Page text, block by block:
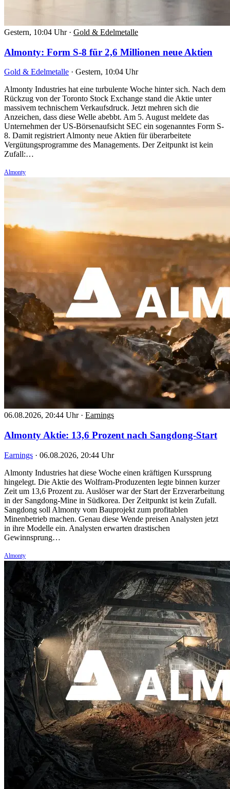
Gestern, 10:04 Uhr · Gold & Edelmetalle
Almonty: Form S-8 für 2,6 Millionen neue Aktien
Gold & Edelmetalle · Gestern, 10:04 Uhr
Almonty Industries hat eine turbulente Woche hinter sich. Nach dem
Rückzug von der Toronto Stock Exchange stand die Aktie unter
massivem technischem Verkaufsdruck. Jetzt mehren sich die
Anzeichen, dass diese Welle abebbt. Am 5. August meldete das
Unternehmen der US-Börsenaufsicht SEC ein sogenanntes Form S-
8. Damit registriert Almonty neue Aktien für überarbeitete
Vergütungsprogramme des Managements. Der Zeitpunkt ist kein
Zufall:…
Almonty
06.08.2026, 20:44 Uhr · Earnings
Almonty Aktie: 13,6 Prozent nach Sangdong-Start
Earnings · 06.08.2026, 20:44 Uhr
Almonty Industries hat diese Woche einen kräftigen Kurssprung
hingelegt. Die Aktie des Wolfram-Produzenten legte binnen kurzer
Zeit um 13,6 Prozent zu. Auslöser war der Start der Erzverarbeitung
in der Sangdong-Mine in Südkorea. Der Zeitpunkt ist kein Zufall.
Sangdong soll Almonty vom Bauprojekt zum profitablen
Minenbetrieb machen. Genau diese Wende preisen Analysten jetzt
in ihre Modelle ein. Analysten erwarten drastischen
Gewinnsprung…
Almonty